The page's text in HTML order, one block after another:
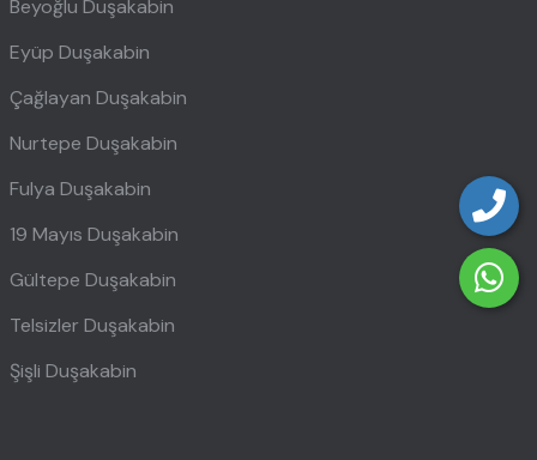
Beyoğlu Duşakabin
Eyüp Duşakabin
Çağlayan Duşakabin
Nurtepe Duşakabin
Fulya Duşakabin
19 Mayıs Duşakabin
Gültepe Duşakabin
Telsizler Duşakabin
Şişli Duşakabin